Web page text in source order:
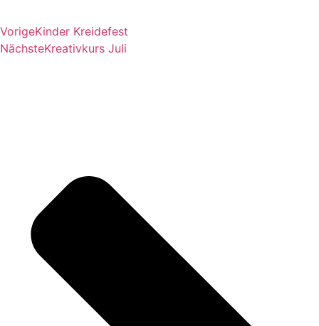
VorigeKinder Kreidefest
NächsteKreativkurs Juli